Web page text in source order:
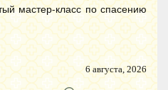
мастер-класс по спасению
6 августа, 2026